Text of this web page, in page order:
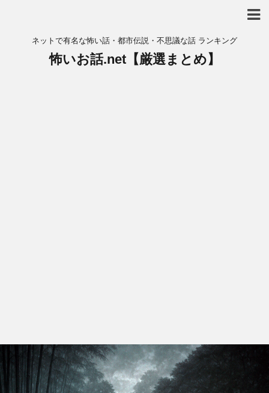
ネットで有名な怖い話・都市伝説・不思議な話 ランキング
怖いお話.net【厳選まとめ】